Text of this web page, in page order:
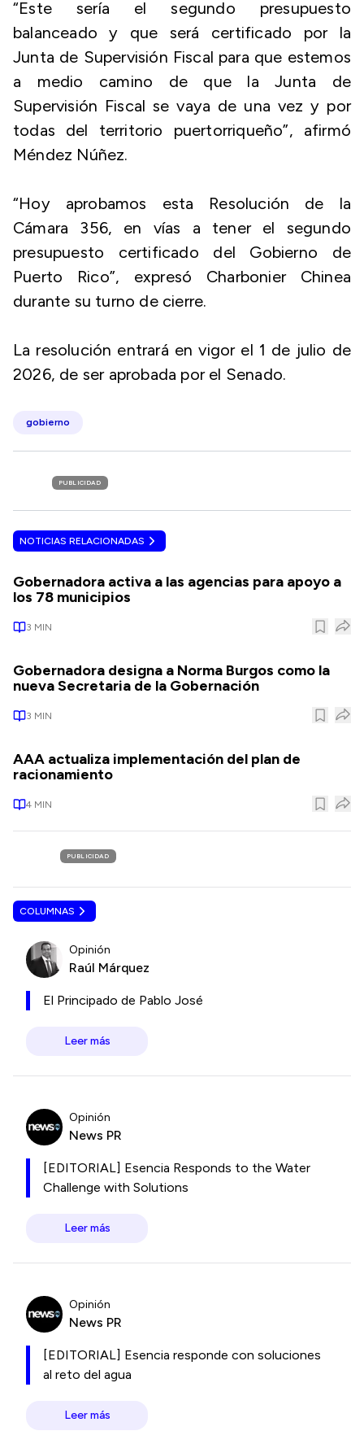
“Este sería el segundo presupuesto
balanceado y que será certificado por la
Junta de Supervisión Fiscal para que estemos
a medio camino de que la Junta de
Supervisión Fiscal se vaya de una vez y por
todas del territorio puertorriqueño”, afirmó
Méndez Núñez.
“Hoy aprobamos esta Resolución de la
Cámara 356, en vías a tener el segundo
presupuesto certificado del Gobierno de
Puerto Rico”, expresó Charbonier Chinea
durante su turno de cierre.
La resolución entrará en vigor el 1 de julio de
2026, de ser aprobada por el Senado.
gobierno
PUBLICIDAD
NOTICIAS RELACIONADAS
Gobernadora activa a las agencias para apoyo a
los 78 municipios
3 MIN
Gobernadora designa a Norma Burgos como la
nueva Secretaria de la Gobernación
3 MIN
AAA actualiza implementación del plan de
racionamiento
4 MIN
PUBLICIDAD
COLUMNAS
Opinión
Raúl Márquez
El Principado de Pablo José
Leer más
Opinión
News PR
[EDITORIAL] Esencia Responds to the Water
Challenge with Solutions
Leer más
Opinión
News PR
[EDITORIAL] Esencia responde con soluciones
al reto del agua
Leer más